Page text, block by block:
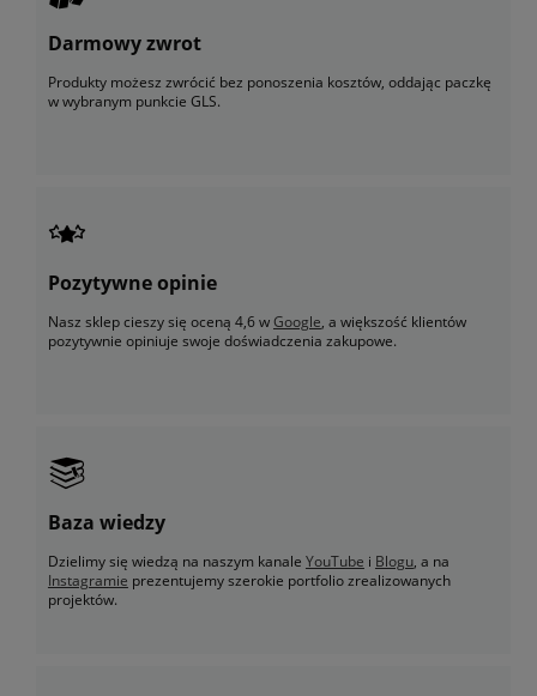
Darmowy zwrot
Produkty możesz zwrócić bez ponoszenia kosztów, oddając paczkę
w wybranym punkcie GLS.
Pozytywne opinie
Nasz sklep cieszy się oceną 4,6 wGoogle, a większość klientów
pozytywnie opiniuje swoje doświadczenia zakupowe.
Baza wiedzy
Dzielimy się wiedzą na naszym kanale YouTube i Blogu, a na
Instagramie prezentujemy szerokie portfolio zrealizowanych
projektów.